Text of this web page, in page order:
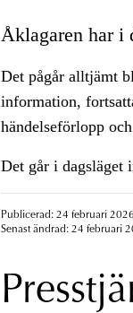
Åklagaren har i
Det pågår alltjämt
information,
händelseförlopp
Det går i dagsläget
Publicerad: 24 februari
Senast ändrad: 24 februari